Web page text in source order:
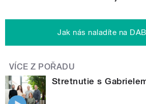
Jak nás naladíte na
VÍCE Z POŘADU
Stretnutie s